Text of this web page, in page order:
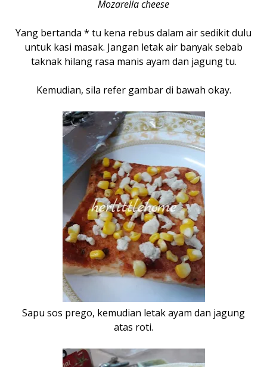
Mozarella cheese
Yang bertanda * tu kena rebus dalam air sedikit dulu
untuk kasi masak. Jangan letak air banyak sebab
taknak hilang rasa manis ayam dan jagung tu.
Kemudian, sila refer gambar di bawah okay.
Sapu sos prego, kemudian letak ayam dan jagung
atas roti.